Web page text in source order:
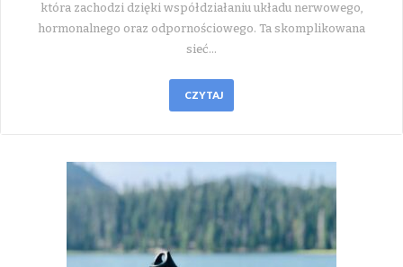
która zachodzi dzięki współdziałaniu układu nerwowego,
hormonalnego oraz odpornościowego. Ta skomplikowana
sieć…
CZYTAJ